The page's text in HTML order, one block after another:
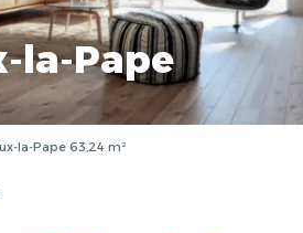
la-Pape
la-Pape 63,24 m²